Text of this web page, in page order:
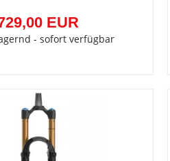
EUR
- sofort verfügbar